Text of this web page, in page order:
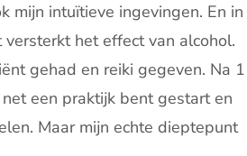
mijn intuïtieve ingevingen. En in
het effect van alcohol.
gehad en reiki gegeven. Na 1
een praktijk bent gestart en
Maar mijn echte dieptepunt